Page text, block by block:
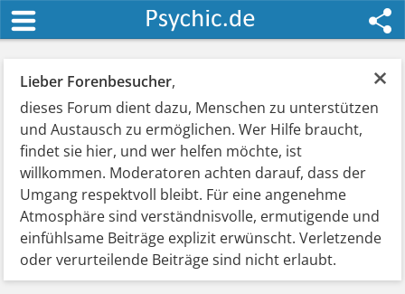
×
Lieber Forenbesucher,
dieses Forum dient dazu, Menschen zu unterstützen
und Austausch zu ermöglichen. Wer Hilfe braucht,
findet sie hier, und wer helfen möchte, ist
willkommen. Moderatoren achten darauf, dass der
Umgang respektvoll bleibt. Für eine angenehme
Atmosphäre sind verständnisvolle, ermutigende und
einfühlsame Beiträge explizit erwünscht. Verletzende
oder verurteilende Beiträge sind nicht erlaubt.